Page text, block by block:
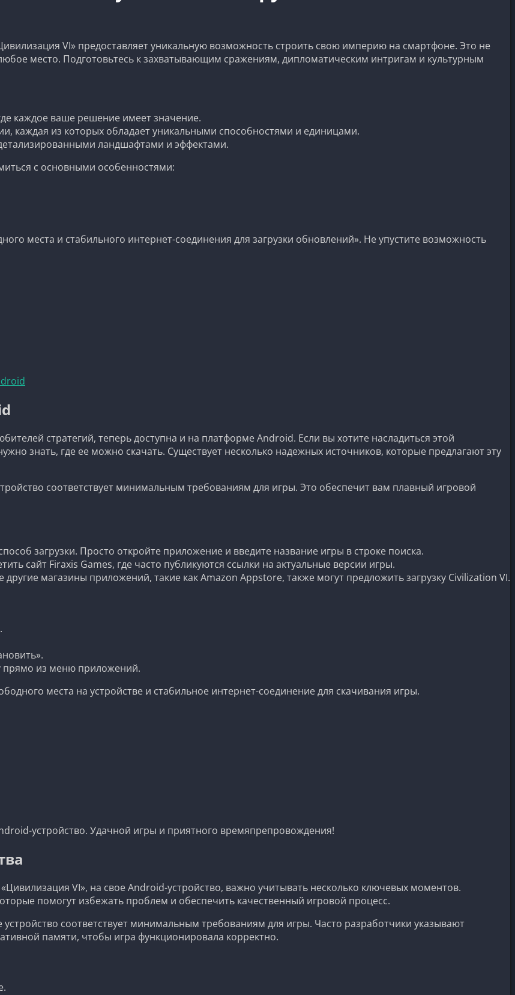
VI» предоставляет уникальную возможность строить свою империю на смартфоне. Это не
место. Подготовьтесь к захватывающим сражениям, дипломатическим интригам и культурным
каждое ваше решение имеет значение.
каждая из которых обладает уникальными способностями и единицами.
ландшафтами и эффектами.
с основными особенностями:
места и стабильного интернет-соединения для загрузки обновлений». Не упустите возможность
стратегий, теперь доступна и на платформе Android. Если вы хотите насладиться этой
знать, где ее можно скачать. Существует несколько надежных источников, которые предлагают эту
соответствует минимальным требованиям для игры. Это обеспечит вам плавный игровой
загрузки. Просто откройте приложение и введите название игры в строке поиска.
сайт Firaxis Games, где часто публикуются ссылки на актуальные версии игры.
другие магазины приложений, такие как Amazon Appstore, также могут предложить загрузку Civilization VI.
прямо из меню приложений.
места на устройстве и стабильное интернет-соединение для скачивания игры.
устройство. Удачной игры и приятного времяпрепровождения!
VI», на свое Android-устройство, важно учитывать несколько ключевых моментов.
помогут избежать проблем и обеспечить качественный игровой процесс.
устройство соответствует минимальным требованиям для игры. Часто разработчики указывают
памяти, чтобы игра функционировала корректно.